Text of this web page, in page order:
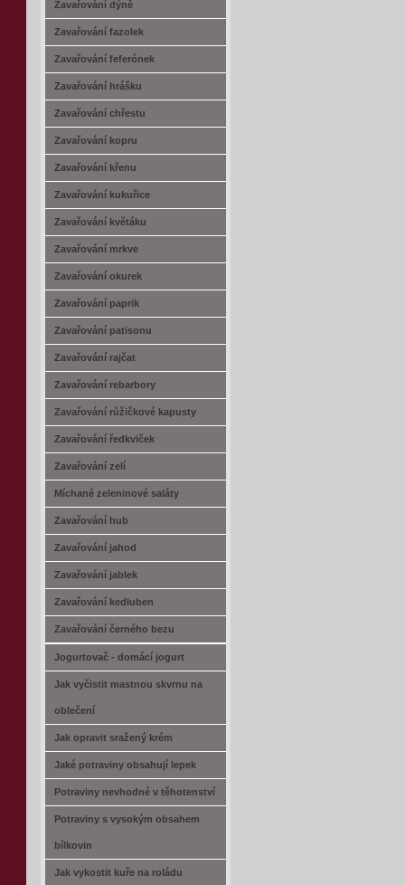
Zavařování dýně
Zavařování fazolek
Zavařování feferónek
Zavařování hrášku
Zavařování chřestu
Zavařování kopru
Zavařování křenu
Zavařování kukuřice
Zavařování květáku
Zavařování mrkve
Zavařování okurek
Zavařování paprik
Zavařování patisonu
Zavařování rajčat
Zavařování rebarbory
Zavařování růžičkové kapusty
Zavařování ředkviček
Zavařování zelí
Míchané zeleninové saláty
Zavařování hub
Zavařování jahod
Zavařování jablek
Zavařování kedluben
Zavařování černého bezu
Jogurtovač - domácí jogurt
Jak vyčistit mastnou skvrnu na
oblečení
Jak opravit sražený krém
Jaké potraviny obsahují lepek
Potraviny nevhodné v těhotenství
Potraviny s vysokým obsahem
bílkovin
Jak vykostit kuře na roládu